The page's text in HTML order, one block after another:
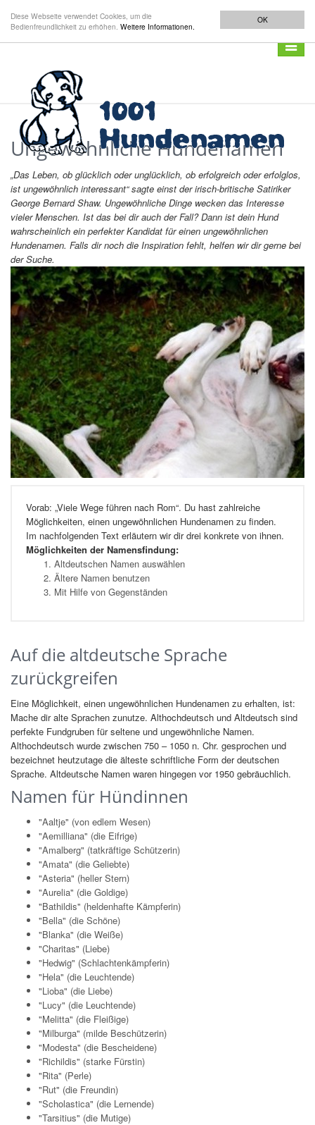
OK
Diese Webseite verwendet Cookies, um die
Bedienfreundlichkeit zu erhöhen. Weitere Informationen.
Ungewöhnliche Hundenamen
„Das Leben, ob glücklich oder unglücklich, ob erfolgreich oder erfolglos,
ist ungewöhnlich interessant“ sagte einst der irisch-britische Satiriker
George Bernard Shaw. Ungewöhnliche Dinge wecken das Interesse
vieler Menschen. Ist das bei dir auch der Fall? Dann ist dein Hund
wahrscheinlich ein perfekter Kandidat für einen ungewöhnlichen
Hundenamen. Falls dir noch die Inspiration fehlt, helfen wir dir gerne bei
der Suche.
Vorab: „Viele Wege führen nach Rom“. Du hast zahlreiche
Möglichkeiten, einen ungewöhnlichen Hundenamen zu finden.
Im nachfolgenden Text erläutern wir dir drei konkrete von ihnen.
Möglichkeiten der Namensfindung:
Altdeutschen Namen auswählen
Ältere Namen benutzen
Mit Hilfe von Gegenständen
Auf die altdeutsche Sprache
zurückgreifen
Eine Möglichkeit, einen ungewöhnlichen Hundenamen zu erhalten, ist:
Mache dir alte Sprachen zunutze. Althochdeutsch und Altdeutsch sind
perfekte Fundgruben für seltene und ungewöhnliche Namen.
Althochdeutsch wurde zwischen 750 – 1050 n. Chr. gesprochen und
bezeichnet heutzutage die älteste schriftliche Form der deutschen
Sprache. Altdeutsche Namen waren hingegen vor 1950 gebräuchlich.
Namen für Hündinnen
"Aaltje" (von edlem Wesen)
"Aemilliana" (die Eifrige)
"Amalberg" (tatkräftige Schützerin)
"Amata" (die Geliebte)
"Asteria" (heller Stern)
"Aurelia" (die Goldige)
"Bathildis" (heldenhafte Kämpferin)
"Bella" (die Schöne)
"Blanka" (die Weiße)
"Charitas" (Liebe)
"Hedwig" (Schlachtenkämpferin)
"Hela" (die Leuchtende)
"Lioba" (die Liebe)
"Lucy" (die Leuchtende)
"Melitta" (die Fleißige)
"Milburga" (milde Beschützerin)
"Modesta" (die Bescheidene)
"Richildis" (starke Fürstin)
"Rita" (Perle)
"Rut" (die Freundin)
"Scholastica" (die Lernende)
"Tarsitius" (die Mutige)